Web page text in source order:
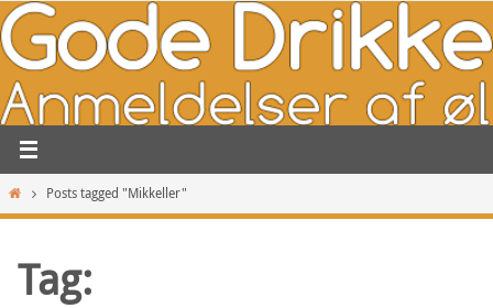
Skip
to
content
HomePosts tagged "Mikkeller"
Tag: